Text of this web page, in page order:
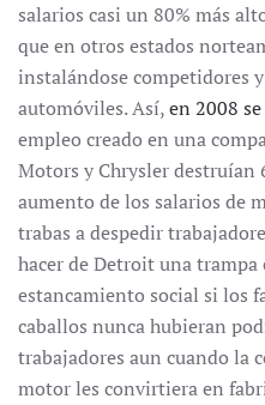
salarios casi un 80% más
que en otros estados
instalándose competidores
automóviles. Así,en 2008
empleo creado en una
Motors y Chrysler destruían
aumento de los salarios de
trabas a despedir
hacer de Detroit una trampa
estancamiento social si los
caballos nunca hubieran
trabajadores aun cuando la
motor les convirtiera en